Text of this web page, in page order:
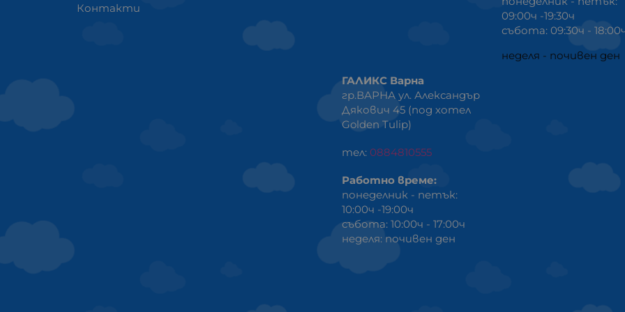
Контакти
09:00ч -19:30ч
събота: 09:30ч -
неделя - почивен ден
ГАЛИКС Варна
гр.ВАРНА ул. Александър
Дякович 45 (под хотел
Golden Tulip)
тел: 0884810555
Работно време:
понеделник - петък:
10:00ч -19:00ч
събота: 10:00ч - 17:00ч
неделя: почивен ден